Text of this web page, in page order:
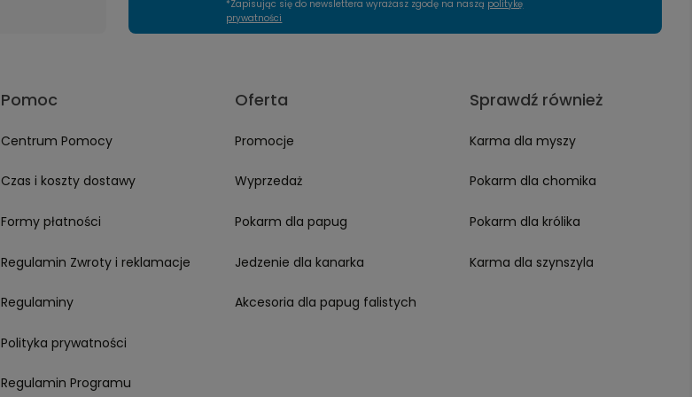
*Zapisując się do newslettera wyrażasz zgodę na naszą politykę
prywatności
Pomoc
Centrum Pomocy
Czas i koszty dostawy
Formy płatności
Regulamin Zwroty i reklamacje
Regulaminy
Polityka prywatności
Regulamin Programu
Oferta
Promocje
Wyprzedaż
Pokarm dla papug
Jedzenie dla kanarka
Akcesoria dla papug falistych
Sprawdź również
Karma dla myszy
Pokarm dla chomika
Pokarm dla królika
Karma dla szynszyla